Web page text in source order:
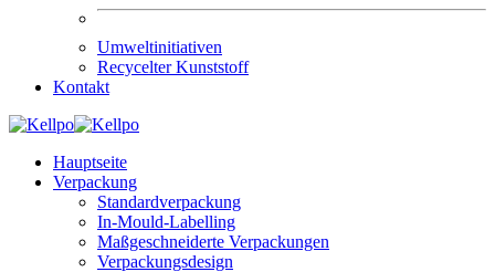
Umweltinitiativen
Recycelter Kunststoff
Kontakt
Hauptseite
Verpackung
Standardverpackung
In-Mould-Labelling
Maßgeschneiderte Verpackungen
Verpackungsdesign